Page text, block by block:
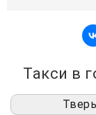
Такси в
Тверь